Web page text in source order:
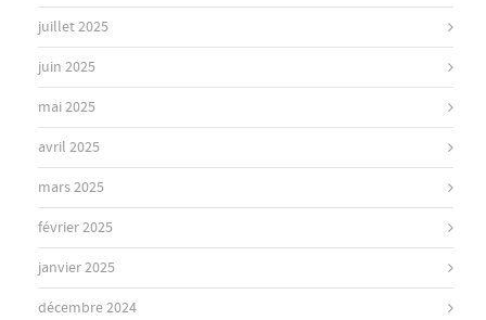
juillet 2025
juin 2025
mai 2025
avril 2025
mars 2025
février 2025
janvier 2025
décembre 2024